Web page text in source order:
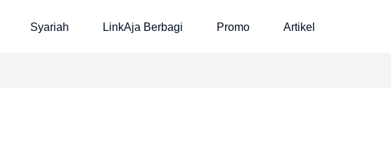
Syariah LinkAja Berbagi Promo Artikel